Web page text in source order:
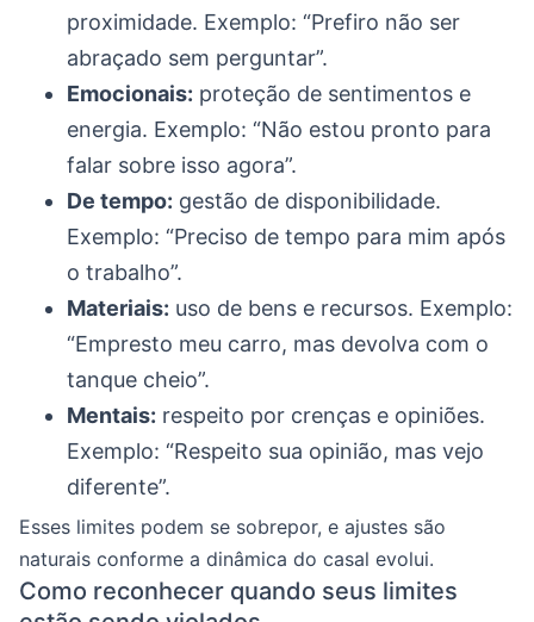
proximidade. Exemplo: “Prefiro não ser
abraçado sem perguntar”.
Emocionais: proteção de sentimentos e
energia. Exemplo: “Não estou pronto para
falar sobre isso agora”.
De tempo: gestão de disponibilidade.
Exemplo: “Preciso de tempo para mim após
o trabalho”.
Materiais: uso de bens e recursos. Exemplo:
“Empresto meu carro, mas devolva com o
tanque cheio”.
Mentais: respeito por crenças e opiniões.
Exemplo: “Respeito sua opinião, mas vejo
diferente”.
Esses limites podem se sobrepor, e ajustes são
naturais conforme a dinâmica do casal evolui.
Como reconhecer quando seus limites